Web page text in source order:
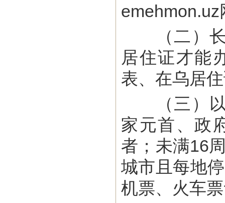
（二）长
居住证才能
表、在乌居
（三）以
家元首、政
者；未满16
城市且每地
机票、火车